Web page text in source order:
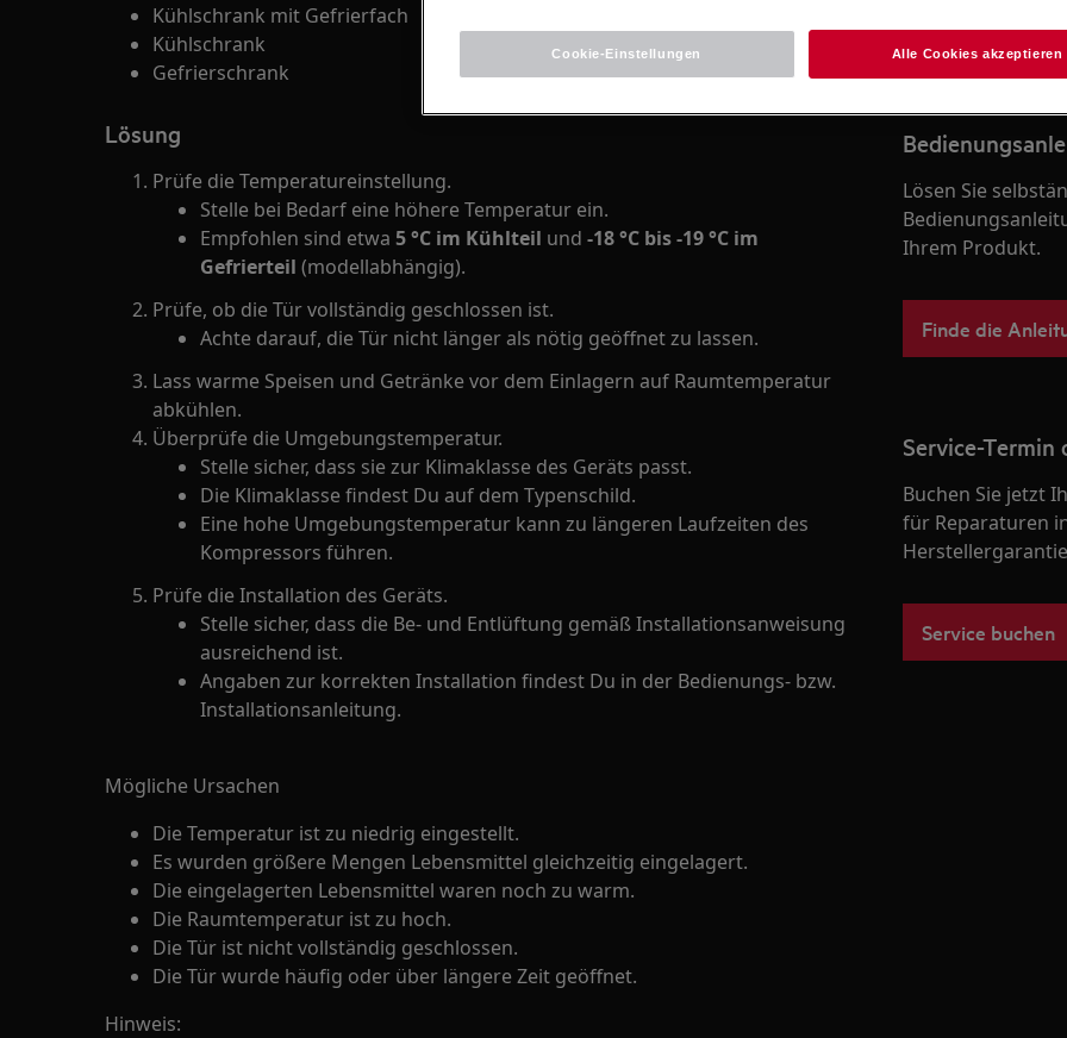
Kühlschrank mit Gefrierfach
Kühlschrank
Gefrierschrank
Lösung
Prüfe die Temperatureinstellung.
Stelle bei Bedarf eine höhere Temperatur ein.
Empfohlen sind etwa 5 °C im Kühlteil und -18 °C bis -19 °C im
Gefrierteil (modellabhängig).
Prüfe, ob die Tür vollständig geschlossen ist.
Achte darauf, die Tür nicht länger als nötig geöffnet zu lassen.
Lass warme Speisen und Getränke vor dem Einlagern auf Raumtemperatur
abkühlen.
Überprüfe die Umgebungstemperatur.
Stelle sicher, dass sie zur Klimaklasse des Geräts passt.
Die Klimaklasse findest Du auf dem Typenschild.
Eine hohe Umgebungstemperatur kann zu längeren Laufzeiten des
Kompressors führen.
Prüfe die Installation des Geräts.
Stelle sicher, dass die Be- und Entlüftung gemäß Installationsanweisung
ausreichend ist.
Angaben zur korrekten Installation findest Du in der Bedienungs- bzw.
Installationsanleitung.
Mögliche Ursachen
Die Temperatur ist zu niedrig eingestellt.
Es wurden größere Mengen Lebensmittel gleichzeitig eingelagert.
Die eingelagerten Lebensmittel waren noch zu warm.
Die Raumtemperatur ist zu hoch.
Die Tür ist nicht vollständig geschlossen.
Die Tür wurde häufig oder über längere Zeit geöffnet.
Hinweis:
Zum Webshop
Lösen Sie
Ihrem Produkt.
Finde die
Service-Termin
Buchen Sie jetzt
für Reparaturen
Service buchen
Cookie-Einstellungen Alle Cookies akzeptieren